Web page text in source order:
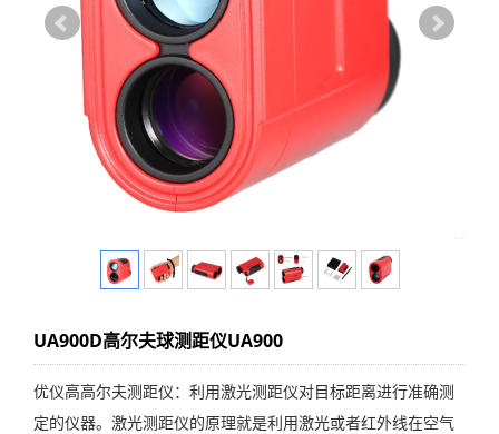
UA900D高尔夫球测距仪UA900
优仪高高尔夫测距仪：利用激光测距仪对目标距离进行准确测
定的仪器。激光测距仪的原理就是利用激光或者红外线在空气